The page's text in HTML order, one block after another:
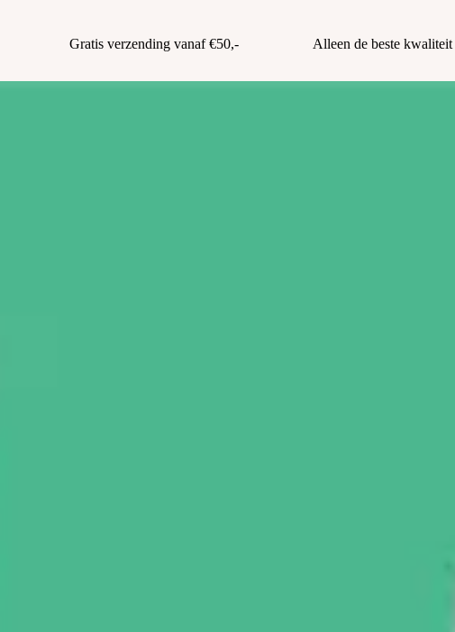
Gratis verzending vanaf €50,- Alleen de beste kwaliteit